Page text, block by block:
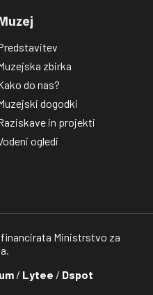
zbirka
do nas?
dogodki
in projekti
ogledi
Ministrstvo za
/ Lytee / Dspot